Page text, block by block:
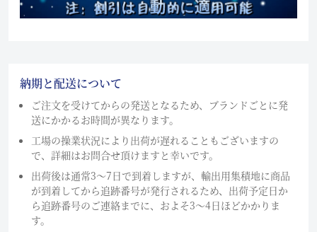
納期と配送について
ご注文を受けてからの発送となるため、ブランドごとに発
送にかかるお時間が異なります。
工場の操業状況により出荷が遅れることもございますの
で、詳細はお問合せ頂けますと幸いです。
出荷後は通常3～7日で到着しますが、輸出用集積地に商品
が到着してから追跡番号が発行されるため、出荷予定日か
ら追跡番号のご連絡までに、およそ3〜4日ほどかかりま
す。